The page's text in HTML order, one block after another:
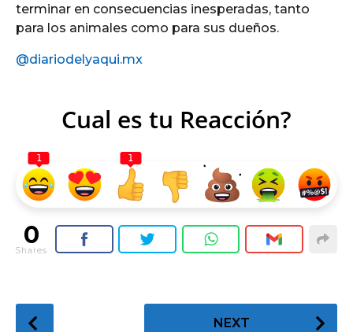
terminar en consecuencias inesperadas, tanto
para los animales como para sus dueños.
@diariodelyaqui.mx
Cual es tu Reacción?
1 1
0
Shares
NEXT